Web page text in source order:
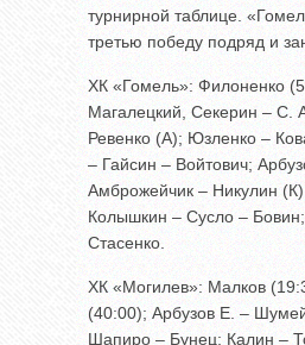
турнирной таблице.
третью победу подряд и
ХК «Гомель»: Филоненко
Магалецкий, Секерин – С.
Ревенко (А); Юзленко –
– Гайсин – Войтович;
Амброжейчик – Никулин
Колышкин – Сусло – Бовин;
Стасенко.
ХК «Могилев»: Малков
(40:00); Арбузов Е. –
Шапиро – Бунец; Калин –